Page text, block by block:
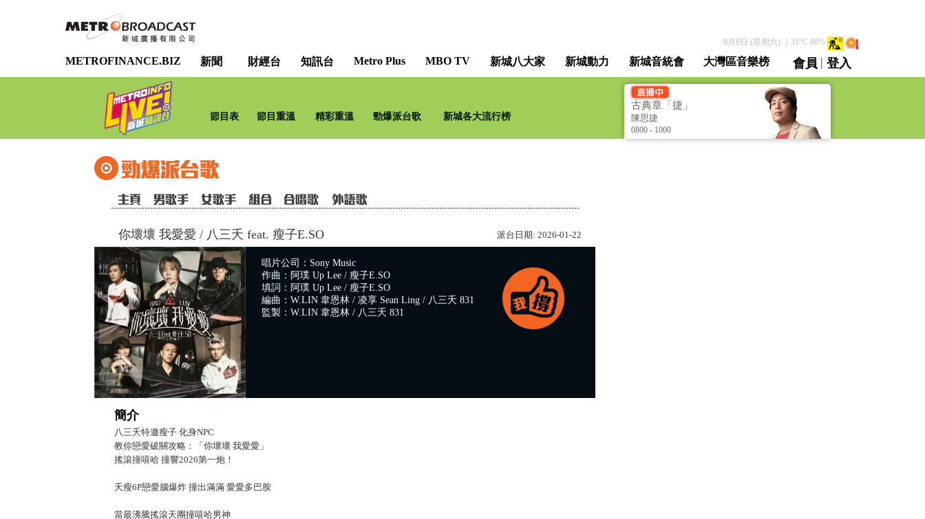
8月8日 (星期六)｜ 31°C 80%
METROFINANCE.BIZ 新聞 財經台 知訊台 Metro Plus MBO TV 新城八大家 新城動力 新城音統會 大灣區音樂榜 會員 | 登入
直播 / 重溫
節目表 節目重溫 精彩重溫 勁爆派台歌 新城各大流行榜
古典章「捷」
[Classical Tunes]
陳思捷
0800 - 1000
你壞壞 我愛愛 / 八三夭 feat. 瘦子E.SO 派台日期: 2026-01-22
唱片公司：Sony Music
作曲：阿璞 Up Lee / 瘦子E.SO
填詞：阿璞 Up Lee / 瘦子E.SO
編曲：W.LIN 韋恩林 / 凌享 Sean Ling / 八三夭 831
監製：W.LIN 韋恩林 / 八三夭 831
簡介
八三夭特邀瘦子 化身NPC
教你戀愛破關攻略：「你壞壞 我愛愛」
搖滾撞嘻哈 撞響2026第一炮！
夭瘦6P戀愛腦爆炸 撞出滿滿 愛愛多巴胺
當最沸騰搖滾天團撞嘻哈男神